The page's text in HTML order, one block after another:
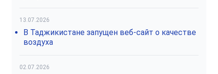
13.07.2026
В Таджикистане запущен веб-сайт о качестве
воздуха
02.07.2026